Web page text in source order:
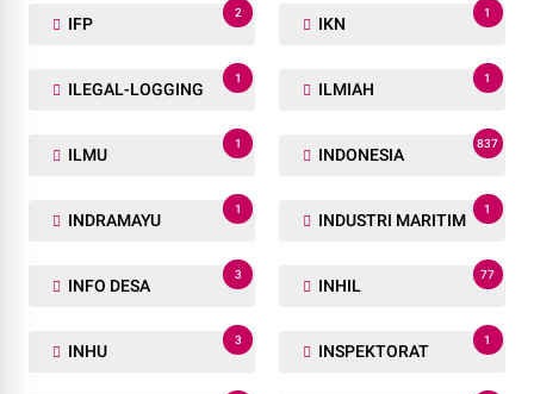
IFP
2
IKN
1
ILEGAL-LOGGING
1
ILMIAH
1
ILMU
1
INDONESIA
837
INDRAMAYU
1
INDUSTRI MARITIM
1
INFO DESA
3
INHIL
77
INHU
3
INSPEKTORAT
1